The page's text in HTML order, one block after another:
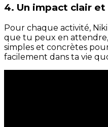
4. Un impact clair
Pour chaque activité,
que tu peux en attendre,
simples et concrètes
facilement dans ta vie